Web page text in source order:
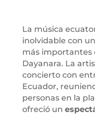
La música
inolvidable con
más importantes
Dayanara. La
concierto con
Ecuador,
personas en la
ofreció un